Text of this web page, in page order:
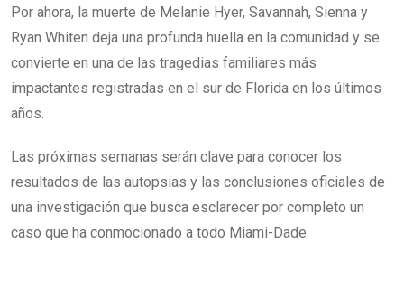
Por ahora, la muerte de Melanie Hyer, Savannah, Sienna y
Ryan Whiten deja una profunda huella en la comunidad y se
convierte en una de las tragedias familiares más
impactantes registradas en el sur de Florida en los últimos
años.
Las próximas semanas serán clave para conocer los
resultados de las autopsias y las conclusiones oficiales de
una investigación que busca esclarecer por completo un
caso que ha conmocionado a todo Miami-Dade.